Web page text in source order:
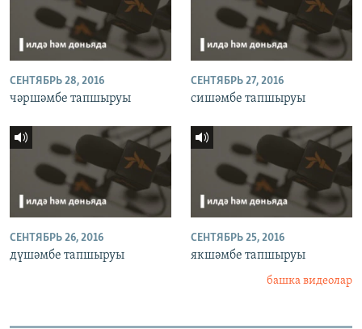
СЕНТЯБРЬ 28, 2016
чәршәмбе тапшыруы
СЕНТЯБРЬ 27, 2016
сишәмбе тапшыруы
СЕНТЯБРЬ 26, 2016
дүшәмбе тапшыруы
СЕНТЯБРЬ 25, 2016
якшәмбе тапшыруы
башка видеолар